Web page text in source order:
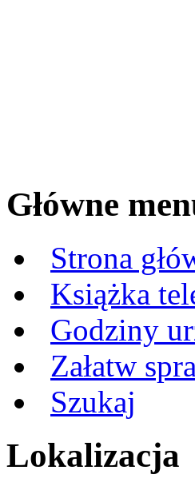
Główne
Strona
Książka
Godziny
Załatw
Szukaj
Lokalizacja